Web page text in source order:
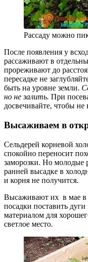
Рассаду можно
После появления у
рассаживают в
прореживают до
пересадке не
быть на уровне земли.
но не залить. При
досвечивайте, чтобы не
Высаживаем в
Сельдерей корневой
спокойно переносит
заморозки. Но молодые
ранней высадке в
и корня не получится.
Высаживают их в мае в
посадки поставить
материалом для
светлое место.